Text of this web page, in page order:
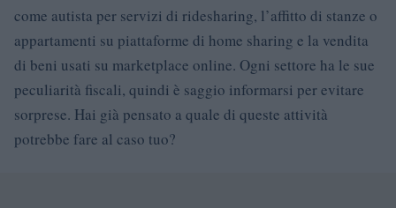
come autista per servizi di ridesharing, l’affitto di stanze o
appartamenti su piattaforme di home sharing e la vendita
di beni usati su marketplace online. Ogni settore ha le sue
peculiarità fiscali, quindi è saggio informarsi per evitare
sorprese. Hai già pensato a quale di queste attività
potrebbe fare al caso tuo?